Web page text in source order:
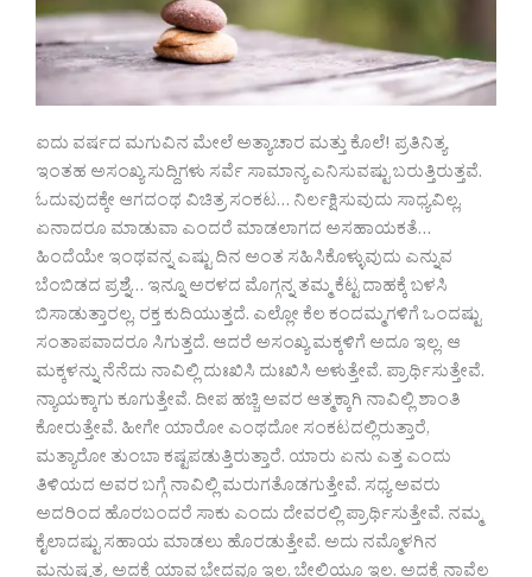
ಐದು ವರ್ಷದ ಮಗುವಿನ ಮೇಲೆ ಅತ್ಯಾಚಾರ ಮತ್ತು ಕೊಲೆ! ಪ್ರತಿನಿತ್ಯ
ಇಂತಹ ಅಸಂಖ್ಯ ಸುದ್ದಿಗಳು ಸರ್ವೆ ಸಾಮಾನ್ಯ ಎನಿಸುವಷ್ಟು ಬರುತ್ತಿರುತ್ತವೆ.
ಓದುವುದಕ್ಕೇ ಆಗದಂಥ ವಿಚಿತ್ರ ಸಂಕಟ… ನಿರ್ಲಕ್ಷಿಸುವುದು ಸಾಧ್ಯವಿಲ್ಲ,
ಏನಾದರೂ ಮಾಡುವಾ ಎಂದರೆ ಮಾಡಲಾಗದ ಅಸಹಾಯಕತೆ…
ಹಿಂದೆಯೇ ಇಂಥವನ್ನ ಎಷ್ಟು ದಿನ ಅಂತ ಸಹಿಸಿಕೊಳ್ಳುವುದು ಎನ್ನುವ
ಬೆಂಬಿಡದ ಪ್ರಶ್ನೆ… ಇನ್ನೂ ಅರಳದ ಮೊಗ್ಗನ್ನ ತಮ್ಮ ಕೆಟ್ಟ ದಾಹಕ್ಕೆ ಬಳಸಿ
ಬಿಸಾಡುತ್ತಾರಲ್ಲ, ರಕ್ತ ಕುದಿಯುತ್ತದೆ. ಎಲ್ಲೋ ಕೆಲ ಕಂದಮ್ಮಗಳಿಗೆ ಒಂದಷ್ಟು
ಸಂತಾಪವಾದರೂ ಸಿಗುತ್ತದೆ. ಆದರೆ ಅಸಂಖ್ಯ ಮಕ್ಕಳಿಗೆ ಅದೂ ಇಲ್ಲ. ಆ
ಮಕ್ಕಳನ್ನು ನೆನೆದು ನಾವಿಲ್ಲಿ ದುಃಖಿಸಿ ದುಃಖಿಸಿ ಅಳುತ್ತೇವೆ. ಪ್ರಾರ್ಥಿಸುತ್ತೇವೆ.
ನ್ಯಾಯಕ್ಕಾಗು ಕೂಗುತ್ತೇವೆ. ದೀಪ ಹಚ್ಚಿ ಅವರ ಆತ್ಮಕ್ಕಾಗಿ ನಾವಿಲ್ಲಿ ಶಾಂತಿ
ಕೋರುತ್ತೇವೆ. ಹೀಗೇ ಯಾರೋ ಎಂಥದೋ ಸಂಕಟದಲ್ಲಿರುತ್ತಾರೆ,
ಮತ್ಯಾರೋ ತುಂಬಾ ಕಷ್ಟಪಡುತ್ತಿರುತ್ತಾರೆ. ಯಾರು ಏನು ಎತ್ತ ಎಂದು
ತಿಳಿಯದ ಅವರ ಬಗ್ಗೆ ನಾವಿಲ್ಲಿ ಮರುಗತೊಡಗುತ್ತೇವೆ. ಸಧ್ಯ ಅವರು
ಅದರಿಂದ ಹೊರಬಂದರೆ ಸಾಕು ಎಂದು ದೇವರಲ್ಲಿ ಪ್ರಾರ್ಥಿಸುತ್ತೇವೆ. ನಮ್ಮ
ಕೈಲಾದಷ್ಟು ಸಹಾಯ ಮಾಡಲು ಹೊರಡುತ್ತೇವೆ. ಅದು ನಮ್ಮೊಳಗಿನ